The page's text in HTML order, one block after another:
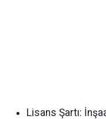
Lisans Şartı: